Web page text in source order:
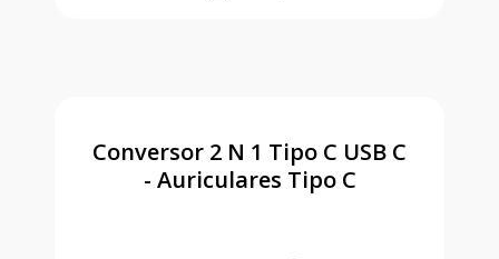
Conversor 2 N 1 Tipo C USB C
- Auriculares Tipo C